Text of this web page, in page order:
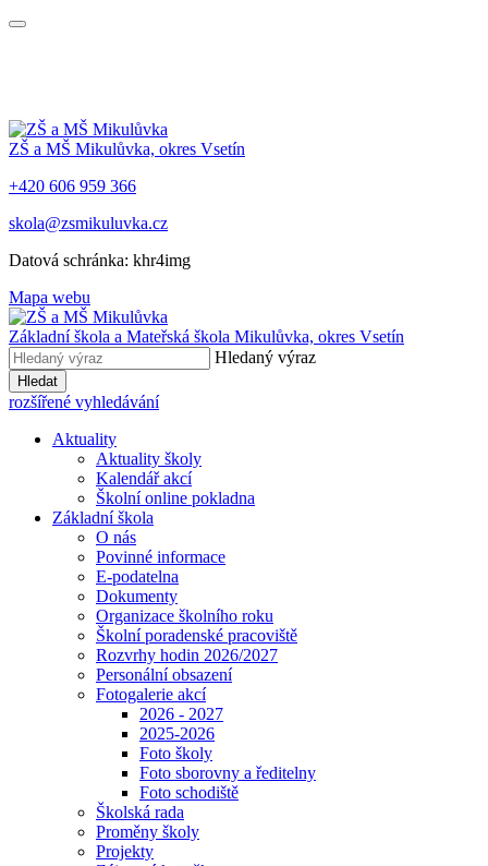
ZŠ a MŠ Mikulůvka, okres Vsetín
+420 606 959 366
skola@zsmikuluvka.cz
Datová schránka: khr4img
Mapa webu
Základní škola a Mateřská škola Mikulůvka, okres Vsetín
Hledaný výraz
Hledat
rozšířené vyhledávání
Aktuality
Aktuality školy
Kalendář akcí
Školní online pokladna
Základní škola
O nás
Povinné informace
E-podatelna
Dokumenty
Organizace školního roku
Školní poradenské pracoviště
Rozvrhy hodin 2026/2027
Personální obsazení
Fotogalerie akcí
2026 - 2027
2025-2026
Foto školy
Foto sborovny a ředitelny
Foto schodiště
Školská rada
Proměny školy
Projekty